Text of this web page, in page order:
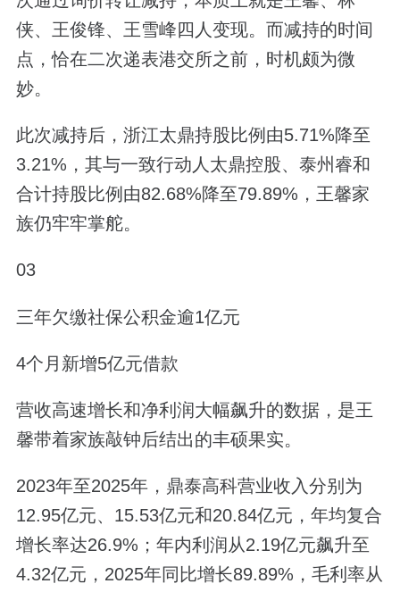
侠、王俊锋、王雪峰四人变现。而减持的时间
点，恰在二次递表港交所之前，时机颇为微
妙。
此次减持后，浙江太鼎持股比例由5.71%降至
3.21%，其与一致行动人太鼎控股、泰州睿和
合计持股比例由82.68%降至79.89%，王馨家
族仍牢牢掌舵。
03
三年欠缴社保公积金逾1亿元
4个月新增5亿元借款
营收高速增长和净利润大幅飙升的数据，是王
馨带着家族敲钟后结出的丰硕果实。
2023年至2025年，鼎泰高科营业收入分别为
12.95亿元、15.53亿元和20.84亿元，年均复合
增长率达26.9%；年内利润从2.19亿元飙升至
4.32亿元，2025年同比增长89.89%，毛利率从